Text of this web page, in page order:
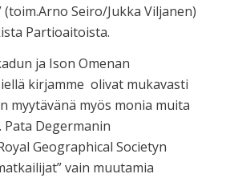
(toim.Arno Seiro/Jukka Viljanen)
Partioaitoista.
ja Ison Omenan
kirjamme olivat mukavasti
myytävänä myös monia muita
Degermanin
Geographical Societyn
vain muutamia